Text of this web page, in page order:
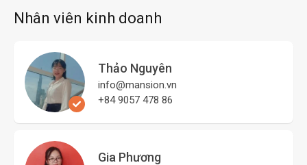
Nhân viên kinh doanh
Thảo Nguyên
info@mansion.vn
+84 9057 478 86
Gia Phương